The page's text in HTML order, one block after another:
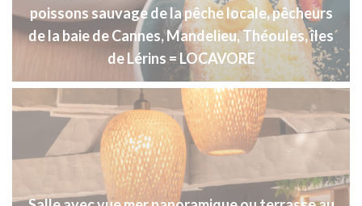
poissons sauvage de la pêche locale, pêcheurs
de la baie de Cannes, Mandelieu, Théoules, îles
de Lérins = LOCAVORE